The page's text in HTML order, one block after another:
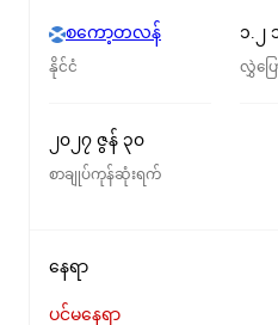
စကော့တလန်
နိုင်ငံ
၁.၂
လွှဲပြေ
၂၀၂၇ ဇွန် ၃၀
စာချုပ်ကုန်ဆုံးရက်
နေရာ
ပင်မနေရာ